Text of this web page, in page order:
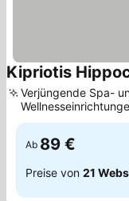
Kipriotis
Verjüngende Spa-
Ab 89 €
Preise von 21